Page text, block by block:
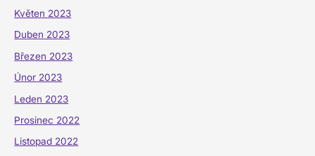
Květen 2023
Duben 2023
Březen 2023
Únor 2023
Leden 2023
Prosinec 2022
Listopad 2022